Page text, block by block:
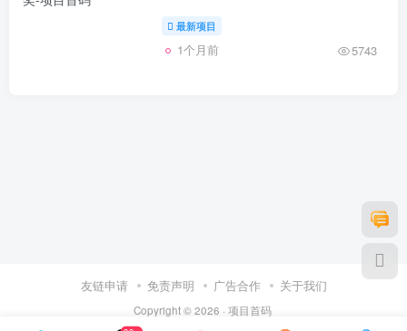
最新项目
1个月前 5743
友链申请 免责声明 广告合作 关于我们
Copyright © 2026 · 项目首码